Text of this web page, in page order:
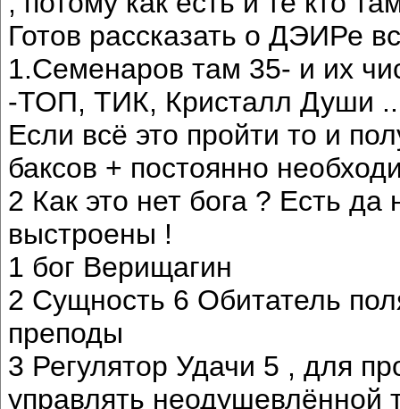
Готов рассказать о ДЭИРе
1.Семенаров там 35- и их
-ТОП, ТИК, Кристалл Души
Если всё это пройти то и
баксов + постоянно
2 Как это нет бога ? Есть
выстроены !
1 бог Верищагин
2 Сущность 6 Обитатель
преподы
3 Регулятор Удачи 5 , для
управлять неодушевлённой